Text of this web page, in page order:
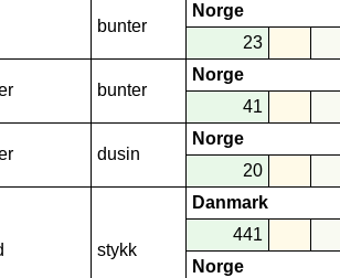
bunter
Norge
23
bunter
Norge
41
dusin
Norge
20
stykk
Danmark
441
Norge